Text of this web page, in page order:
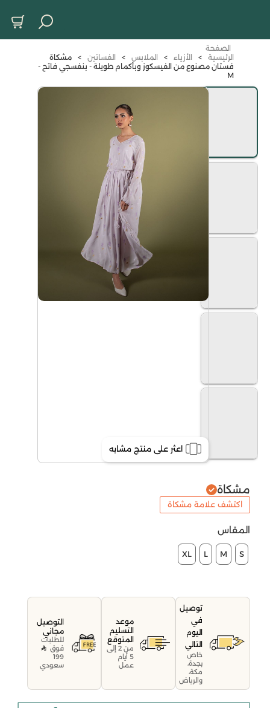
الصفحة
الرئيسية
> الأزياء > الملابس > الفساتين >
مشكاة
فستان مصنوع من الفيسكوز وبأكمام طويلة - بنفسجي فاتح -
M
اعثر على منتج مشابه
مشكاة
اكتشف علامة مشكاة
المقاس
S
M
L
XL
توصيل
في
اليوم
التالي
خاص
بجدة،
مكة،
والرياض
موعد
التسليم
المتوقع
من 2 إلى
5 أيام
عمل
التوصيل
مجاني
للطلبات
فوق
199
سعودي